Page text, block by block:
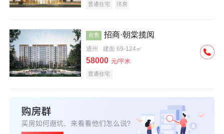
普通住宅 洋房
在售 招商·朝棠揽阅
通州 建面 69-124㎡
58000 元/平米
普通住宅